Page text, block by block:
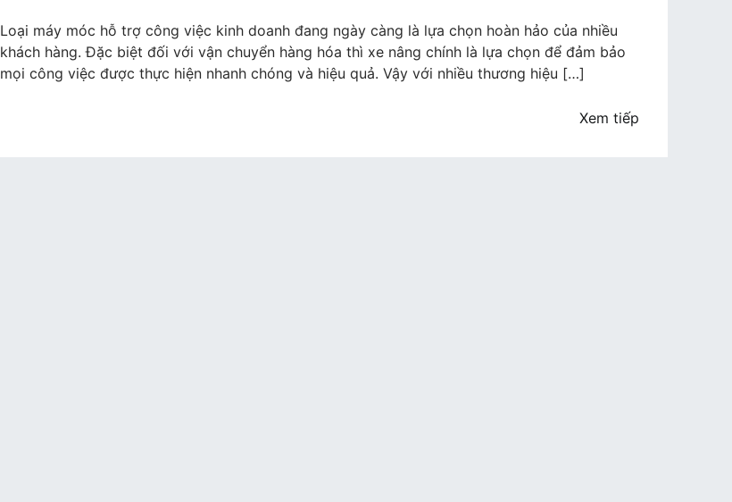
nâng
Samuk
–
Loại máy móc hỗ trợ công việc kinh doanh đang ngày càng là lựa chọn hoàn hảo của nhiều
khách hàng. Đặc biệt đối với vận chuyển hàng hóa thì xe nâng chính là lựa chọn để đảm bảo
mọi công việc được thực hiện nhanh chóng và hiệu quả. Vậy với nhiều thương hiệu […]
Xem tiếp